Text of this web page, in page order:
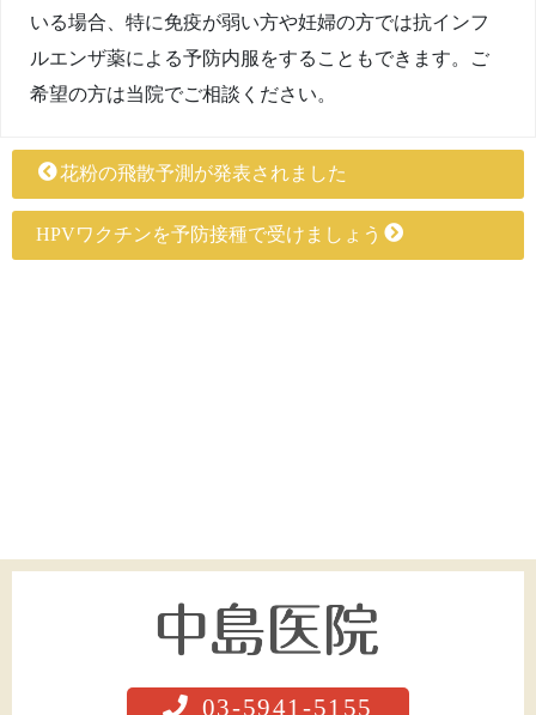
いる場合、特に免疫が弱い方や妊婦の方では抗インフ
ルエンザ薬による予防内服をすることもできます。ご
希望の方は当院でご相談ください。
花粉の飛散予測が発表されました
HPVワクチンを予防接種で受けましょう
03-5941-5155